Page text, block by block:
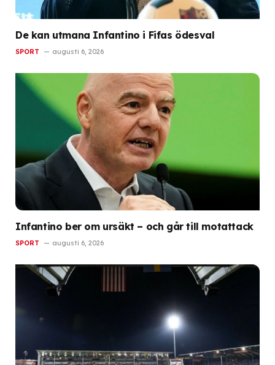
De kan utmana Infantino i Fifas ödesval
SPORT augusti 6, 2026
Infantino ber om ursäkt – och går till motattack
SPORT augusti 6, 2026